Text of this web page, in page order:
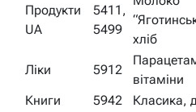
Продукти
UA
5411,
5499
хліб
Ліки 5912
вітаміни
Книги
5942 Класика,